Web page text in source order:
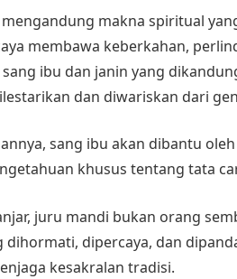
makna spiritual
membawa keberkahan,
ibu dan janin yang
dan diwariskan dari
sang ibu akan dibantu
khusus tentang tata
juru mandi bukan orang
dihormati, dipercaya, dan
kesakralan tradisi.